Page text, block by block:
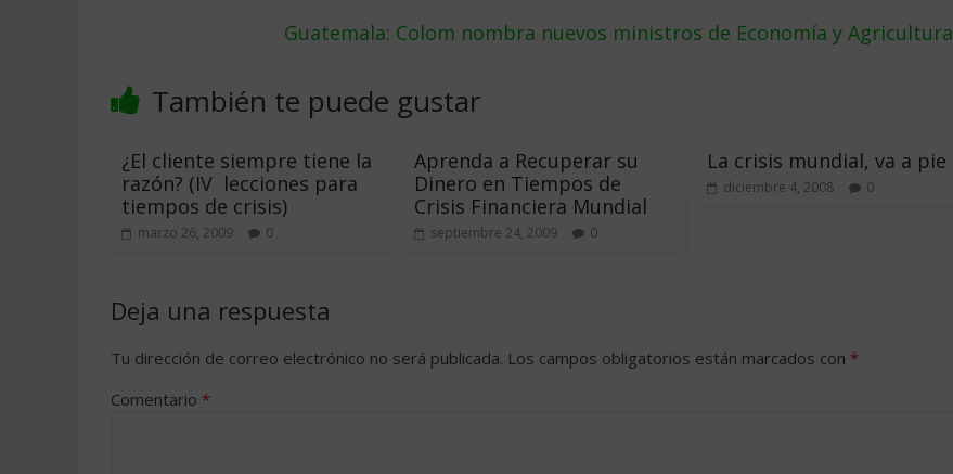
Guatemala: Colom nombra nuevos ministros de Economía y Agricultura
También te puede gustar
¿El cliente siempre tiene la
razón? (IV  lecciones para
tiempos de crisis)
marzo 26, 2009 0
Aprenda a Recuperar su
Dinero en Tiempos de
Crisis Financiera Mundial
septiembre 24, 2009 0
La crisis mundial, va a pie
diciembre 4, 2008 0
Deja una respuesta
Tu dirección de correo electrónico no será publicada. Los campos obligatorios están marcados con *
Comentario *